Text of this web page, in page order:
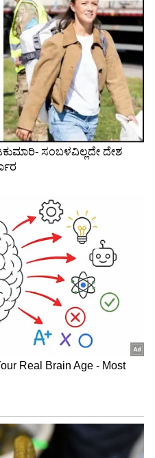
ನಿಮ್ಮಲ್ಲಿ
ಮಿಸ್ ಮಾಡಿರಬಹುದು,
ಎಲ್ಲಾ ಸಂದೇಶಗಳನ್ನು
ನಿಜವಾಗಿಯೂ
ಪ್ರೀತಿ, ಬೆಂಬಲ ಮತ್ತು
ದಯವಿಟ್ಟು
ಬೆಂಬಲಿಸಿ ಮತ್ತು